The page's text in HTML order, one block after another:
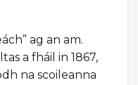
ag an am.
a fháil in 1867,
na scoileanna